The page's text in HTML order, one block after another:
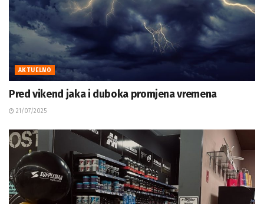
AKTUELNO
Pred vikend jaka i duboka promjena vremena
21/07/2025